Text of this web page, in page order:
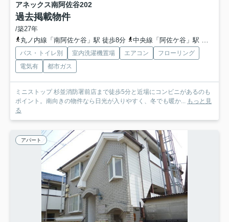
アネックス南阿佐谷202
過去掲載物件
/築27年
丸ノ内線「南阿佐ケ谷」駅 徒歩8分
中央線「阿佐ケ谷」駅 徒歩12分
バス・トイレ別 室内洗濯機置場 エアコン
フローリング
電気有
都市ガス
ミニストップ 杉並消防署前店まで徒歩5分と近場にコンビニがあるのも
ポイント。南向きの物件なら日光が入りやすく、冬でも暖か... もっと見
る
アパート